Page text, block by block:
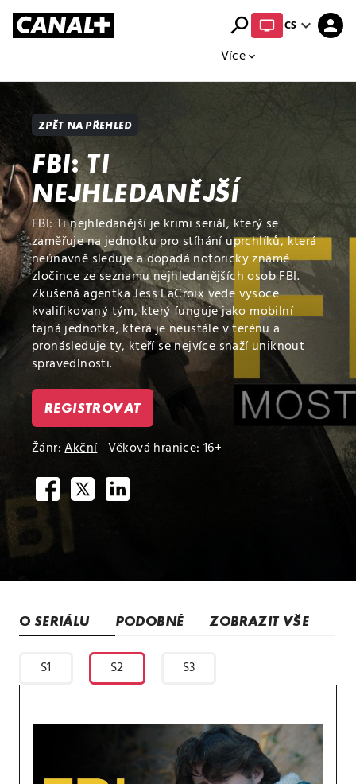
Více expand_more
search CS expand_more person
ZPĚT NA PŘEHLED
FBI: TI
NEJHLEDANĚJŠÍ
FBI: Ti nejhledanější je krimi seriál, který se
zaměřuje na jednotku pro stíhání uprchlíků, která
neúnavně sleduje a dopadá notoricky známé
zločince ze seznamu nejhledanějších osob FBI.
Zkušená agentka Jess LaCroix vede vysoce
kvalifikovaný tým, který funguje jako mobilní
tajná jednotka, která je neustále v terénu a
pronásleduje ty, kteří se nejvíce snaží uniknout
spravedlnosti.
REGISTROVAT
Žánr:Akční Věková hranice: 16+
O SERIÁLU PODOBNÉ ZOBRAZIT VŠE
S1 S2 S3